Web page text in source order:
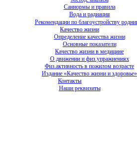
Саннормы и правила
Вода и радиация
Рекомендации по благоустройству
Качество жизни
Определение качества жизни
Основные показатели
Качество жизни в медицине
О движении и физ.упражнениях
Физ.активность в пожилом возрасте
Издание «Качество жизни и здоровье»
Контакты
Наши реквизиты